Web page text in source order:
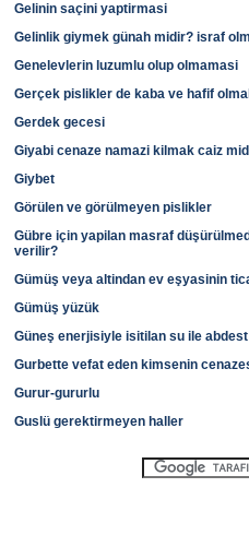
Gelinin saçini yaptirmasi
Gelinlik giymek günah midir? israf
Genelevlerin luzumlu olup olmamasi
Gerçek pislikler de kaba ve hafif
Gerdek gecesi
Giyabi cenaze namazi kilmak caiz
Giybet
Görülen ve görülmeyen pislikler
Gübre için yapilan masraf
verilir?
Gümüş veya altindan ev eşyasinin
Gümüş yüzük
Güneş enerjisiyle isitilan su ile
Gurbette vefat eden kimsenin
Gurur-gururlu
Guslü gerektirmeyen haller